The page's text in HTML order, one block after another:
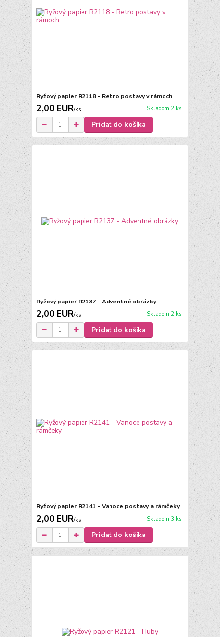
Ryžový papier R2118 - Retro postavy v rámoch
2,00 EUR/ks Skladom 2 ks
Pridať do košíka
Ryžový papier R2137 - Adventné obrázky
2,00 EUR/ks Skladom 2 ks
Pridať do košíka
Ryžový papier R2141 - Vanoce postavy a rámčeky
2,00 EUR/ks Skladom 3 ks
Pridať do košíka